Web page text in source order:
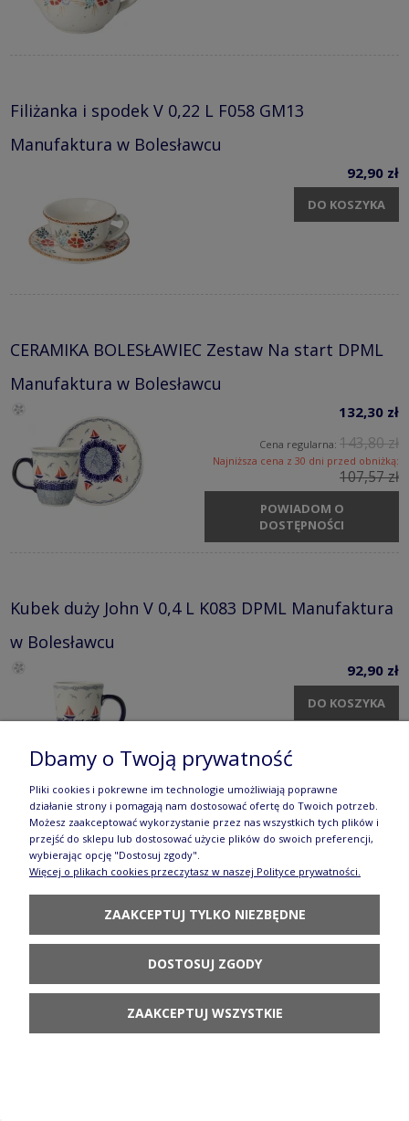
Filiżanka i spodek V 0,22 L F058 GM13
Manufaktura w Bolesławcu
92,90 zł
DO KOSZYKA
CERAMIKA BOLESŁAWIEC Zestaw Na start DPML
Manufaktura w Bolesławcu
132,30 zł
Cena regularna: 143,80 zł
Najniższa cena z 30 dni przed obniżką:
107,57 zł
POWIADOM O
DOSTĘPNOŚCI
Kubek duży John V 0,4 L K083 DPML Manufaktura
w Bolesławcu
92,90 zł
DO KOSZYKA
Kubek Delta V 0,25 L K104 SM01 Manufaktura w
Bolesławcu
POWIADOM O
DOSTĘPNOŚCI
Dbamy o Twoją prywatność
Pliki cookies i pokrewne im technologie umożliwiają poprawne
działanie strony i pomagają nam dostosować ofertę do Twoich potrzeb.
Możesz zaakceptować wykorzystanie przez nas wszystkich tych plików i
przejść do sklepu lub dostosować użycie plików do swoich preferencji,
wybierając opcję "Dostosuj zgody".
Więcej o plikach cookies przeczytasz w naszej Polityce prywatności.
ZAAKCEPTUJ TYLKO NIEZBĘDNE
DOSTOSUJ ZGODY
ZAAKCEPTUJ WSZYSTKIE